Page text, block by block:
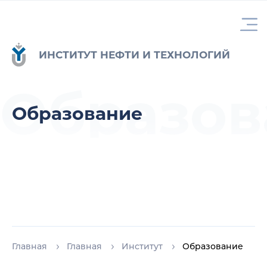
ИНСТИТУТ НЕФТИ И ТЕХНОЛОГИЙ
Образование
Главная Главная Институт Образование